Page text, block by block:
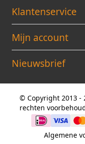
Klantenservice
Mijn account
Nieuwsbrief
© Copyright 2013 -
rechten
Algemene